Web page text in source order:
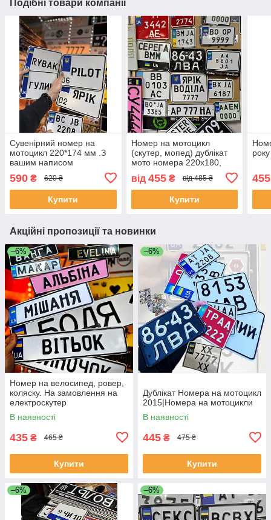
Подібні товари компанії
Сувенірний номер на
мотоцикл 220*174 мм .З
вашим написом
590 ₴ 620 ₴
Купити
Номер на мотоцикл
(скутер, мопед) дублікат
мото номера 220х180,
від 455₴ від 485 ₴
Купити
року
455
Акційні пропозиції та новинки
–6%
Номер на велосипед, ровер,
коляску. На замовлення на
електроскутер
В наявності
435 ₴ 465 ₴
Купити
–6%
Дублікат Номера на мотоцикл
2015|Номера на мотоцикли
В наявності
445 ₴ 475 ₴
Купити
–6% –6%